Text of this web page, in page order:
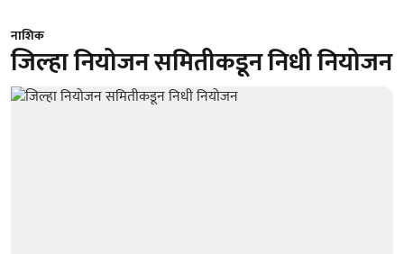
नाशिक
जिल्हा नियोजन समितीकडून निधी नियोजन